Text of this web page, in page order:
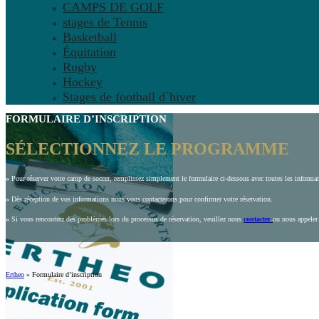
CAMPS DE GOLF
stages de Tennis
Basketball
Équitation
Rugby
Hockey
Stages de football d´hiver
FORMULAIRE D’INSCRIPTION
SÉLECTIONNEZ LE PROGRAMME
» Pour réserver votre camp de soccer, remplissez simplement le formulaire ci-dessous avec toutes les
» Dès réception de vos informations nous vous contacterons pour confirmer votre réservation.
» Si vous rencontrez des problèmes lors du processus de réservation, veuillez nous contacterou nous appeler
Ertheo » Formulaire d’inscription